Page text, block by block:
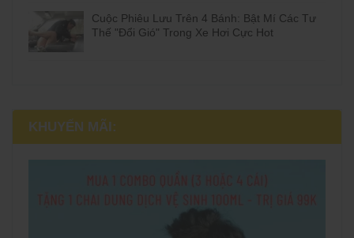
Cuộc Phiêu Lưu Trên 4 Bánh: Bật Mí Các Tư
Thế "Đổi Gió" Trong Xe Hơi Cực Hot
KHUYẾN MÃI: